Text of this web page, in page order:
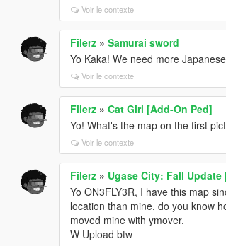
Voir le contexte
Filerz» Samurai sword
Yo Kaka! We need more
Voir le contexte
Filerz» Cat Girl [Add-On Ped]
Yo! What's the map on the first
Voir le contexte
Filerz» Ugase City: Fall Update
Yo ON3FLY3R, I have this map
location than mine, do you know
moved mine with ymover.
W Upload btw